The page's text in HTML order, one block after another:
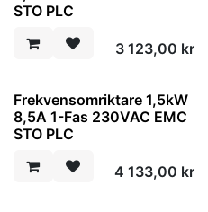
STO PLC
3 123,00 kr
Frekvensomriktare 1,5kW
8,5A 1-Fas 230VAC EMC
STO PLC
4 133,00 kr